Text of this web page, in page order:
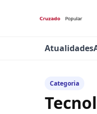
Atualidades
Categoria